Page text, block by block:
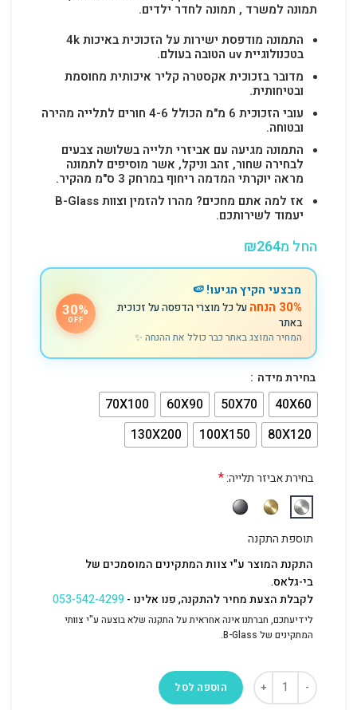
תמונה למשרד , תמונה לחדר ילדים.
התמונה מודפסת ישירות על הזכוכית באיכות 4k
בטכנולוגיית uv הטובה בעולם.
מדובר בזכוכית אקסטרה קליר איכותית מחוסמת
ובטיחותית.
עובי הזכוכית 6 מ"מ הכולל 4-6 חורים לתלייה מהירה
ובטוחה.
התמונה מגיעה עם אביזרי תלייה בשלושה צבעים
לבחירה שחור, זהב וניקל, אשר מוסיפים לתמונה
מראה יוקרתי המדמה ריחוף במרחק 3 ס"מ מהקיר.
אז למה אתם מחכים? מהרו להזמין וצוות B-Glass
יעמוד לשירותכם.
החל מ ₪264
מבצעי הקיץ הגיעו! 🍉
30% הנחה
על כל מוצרי הדפסה על זכוכית
באתר
המחיר המוצג באתר כבר כולל את ההנחה ✨
30%
OFF
בחירת מידה
40X60
50X70
60X90
70X100
80X120
100X150
130X200
בחירת אביזר תלייה:*
תוספת התקנה
התקנת המוצר ע"י צוות המתקינים המוסמכים של
בי-גלאס.
לקבלת הצעת מחיר להתקנה, פנו אלינו -053-542-4299
לידיעתכם, חברתנו אינה אחראית על התקנה שלא בוצעה ע"י צוותי
המתקינים של B-Glass.
הוספה לסל